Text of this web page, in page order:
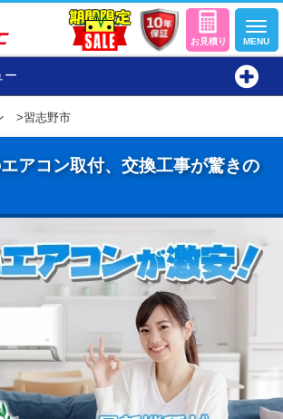
ー
>習志野市
アコン取付、交換工事が驚きの